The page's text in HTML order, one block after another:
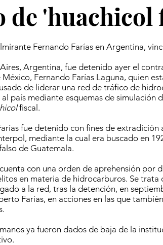
de 'huachicol
Fernando Farías en Argentina,
Argentina, fue detenido ayer el
Fernando Farías Laguna, quien
de liderar una red de tráfico de
al país mediante esquemas de simulación
fiscal.
fue detenido con fines de
mediante la cual era buscado en
de Guatemala.
con una orden de aprehensión por
en materia de hidrocarburos. Se
a la red, tras la detención, en
Farías, en acciones en las que
ya fueron dados de baja de la